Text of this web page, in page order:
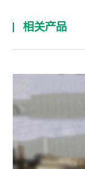
相关产品